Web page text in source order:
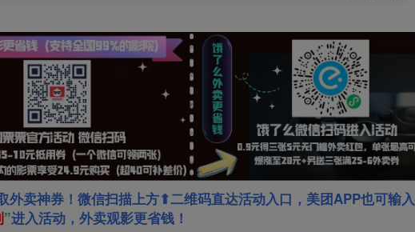
卖神券！微信扫描上方⬆二维码直达活动入口，美团APP也可输入
”进入活动，外卖观影更省钱！